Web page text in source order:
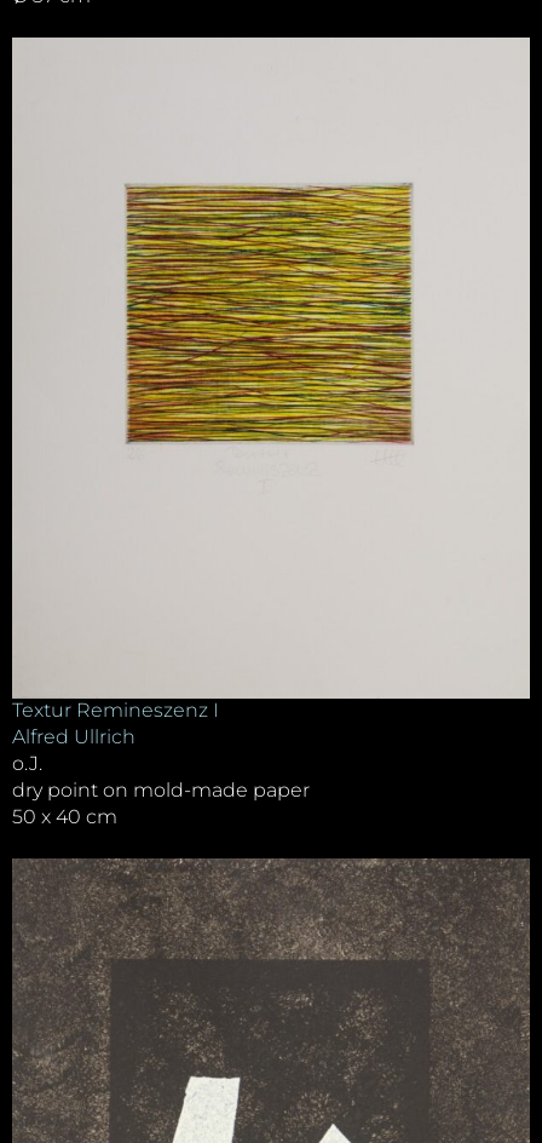
Textur Remineszenz I
Alfred Ullrich
o.J.
dry point on mold-made paper
50 x 40 cm